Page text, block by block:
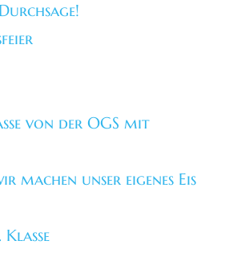
von der OGS mit
machen unser eigenes Eis